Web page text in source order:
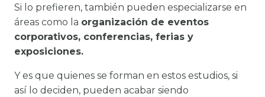
Si lo prefieren, también pueden especializarse en
áreas como la organización de eventos
corporativos, conferencias, ferias y
exposiciones.
Y es que quienes se forman en estos estudios, si
así lo deciden, pueden acabar siendo